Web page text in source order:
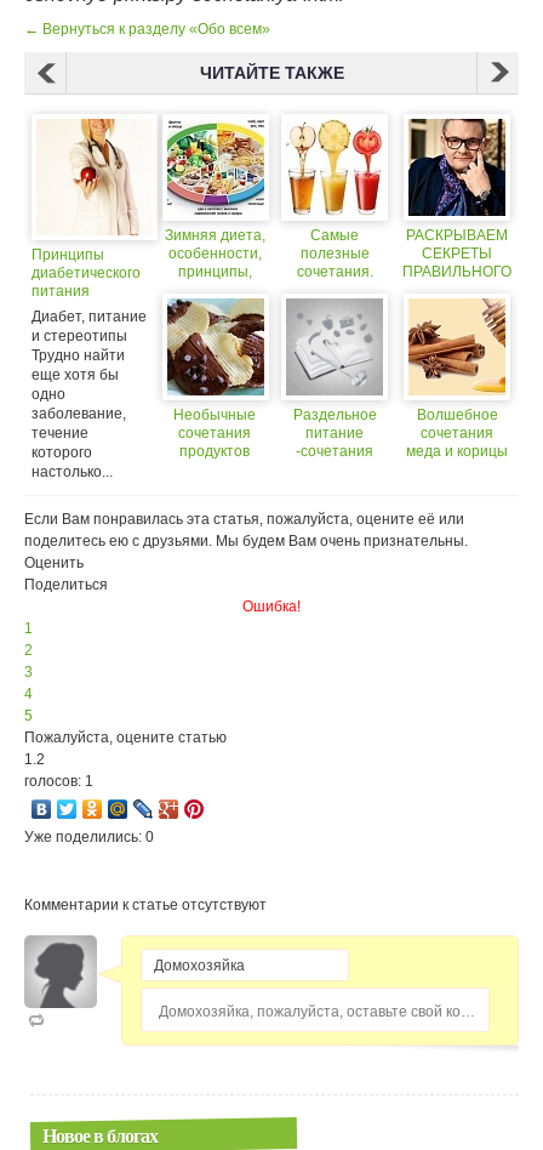
← Вернуться к разделу «Обо всем»
ЧИТАЙТЕ ТАКЖЕ
Принципы
диабетического
питания
Диабет, питание
и стереотипы
Трудно найти
еще хотя бы
одно
заболевание,
течение
которого
настолько...
Зимняя диета,
особенности,
принципы,
Необычные
сочетания
продуктов
Самые
полезные
сочетания.
Раздельное
питание
-сочетания
РАСКРЫВАЕМ
СЕКРЕТЫ
ПРАВИЛЬНОГО
ВЕЩЕЙ от
Александра
Васильева
Волшебное
сочетания
меда и корицы
Если Вам понравилась эта статья, пожалуйста, оцените её или
поделитесь ею с друзьями. Мы будем Вам очень признательны.
Оценить
Поделиться
Ошибка!
1
2
3
4
5
Пожалуйста, оцените статью
1.2
голосов: 1
Уже поделились: 0
Комментарии к статье отсутствуют
Домохозяйка, пожалуйста, оставьте свой комментарий...
Новое в блогах